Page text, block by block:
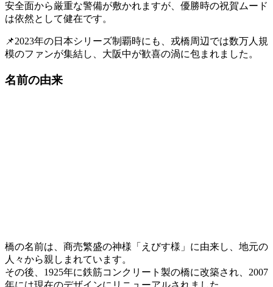
安全面から厳重な警備が敷かれますが、優勝時の祝賀ムード
は依然として健在です。
📌2023年の日本シリーズ制覇時にも、戎橋周辺では数万人規
模のファンが集結し、大阪中が歓喜の渦に包まれました。
名前の由来
橋の名前は、商売繁盛の神様「えびす様」に由来し、地元の
人々から親しまれています。
​その後、1925年に鉄筋コンクリート製の橋に改築され、2007
年には現在のデザインにリニューアルされました。​